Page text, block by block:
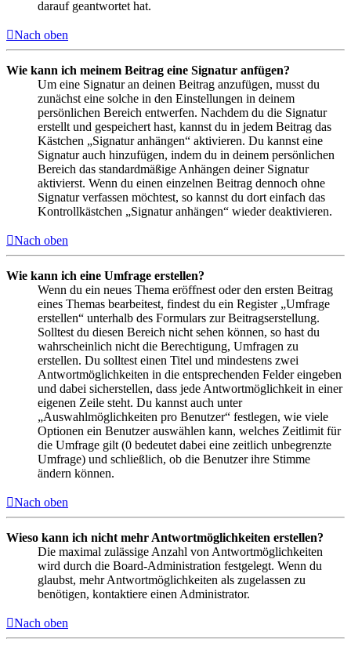
darauf geantwortet hat.
Nach oben
Wie kann ich meinem Beitrag eine Signatur anfügen?
Um eine Signatur an deinen Beitrag anzufügen, musst du
zunächst eine solche in den Einstellungen in deinem
persönlichen Bereich entwerfen. Nachdem du die Signatur
erstellt und gespeichert hast, kannst du in jedem Beitrag das
Kästchen „Signatur anhängen“ aktivieren. Du kannst eine
Signatur auch hinzufügen, indem du in deinem persönlichen
Bereich das standardmäßige Anhängen deiner Signatur
aktivierst. Wenn du einen einzelnen Beitrag dennoch ohne
Signatur verfassen möchtest, so kannst du dort einfach das
Kontrollkästchen „Signatur anhängen“ wieder deaktivieren.
Nach oben
Wie kann ich eine Umfrage erstellen?
Wenn du ein neues Thema eröffnest oder den ersten Beitrag
eines Themas bearbeitest, findest du ein Register „Umfrage
erstellen“ unterhalb des Formulars zur Beitragserstellung.
Solltest du diesen Bereich nicht sehen können, so hast du
wahrscheinlich nicht die Berechtigung, Umfragen zu
erstellen. Du solltest einen Titel und mindestens zwei
Antwortmöglichkeiten in die entsprechenden Felder eingeben
und dabei sicherstellen, dass jede Antwortmöglichkeit in einer
eigenen Zeile steht. Du kannst auch unter
„Auswahlmöglichkeiten pro Benutzer“ festlegen, wie viele
Optionen ein Benutzer auswählen kann, welches Zeitlimit für
die Umfrage gilt (0 bedeutet dabei eine zeitlich unbegrenzte
Umfrage) und schließlich, ob die Benutzer ihre Stimme
ändern können.
Nach oben
Wieso kann ich nicht mehr Antwortmöglichkeiten erstellen?
Die maximal zulässige Anzahl von Antwortmöglichkeiten
wird durch die Board-Administration festgelegt. Wenn du
glaubst, mehr Antwortmöglichkeiten als zugelassen zu
benötigen, kontaktiere einen Administrator.
Nach oben